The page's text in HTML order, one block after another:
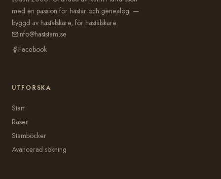
med en passion för hästar och genealogi —
byggd av hästälskare, för hästälskare.
info@haststam.se
Facebook
UTFORSKA
Start
Raser
Stamböcker
Avancerad sökning